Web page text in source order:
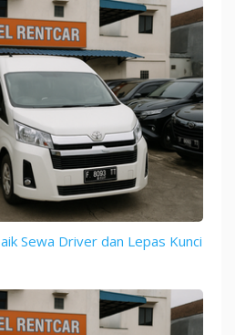
Sewa Driver dan Lepas Kunci